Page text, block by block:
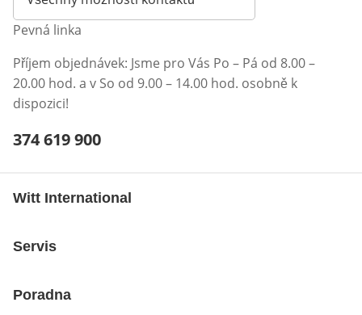
Pevná linka
Příjem objednávek: Jsme pro Vás Po – Pá od 8.00 –
20.00 hod. a v So od 9.00 – 14.00 hod. osobně k
dispozici!
Telefonní číslo:
374 619 900
Witt International
Servis
Poradna